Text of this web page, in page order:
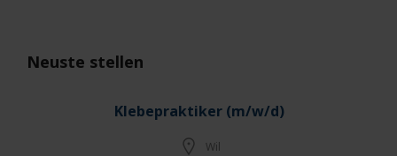
Neuste stellen
Klebepraktiker (m/w/d)
Wil